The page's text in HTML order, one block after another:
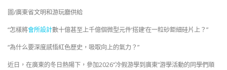
圖/廣東省文明和游玩廳供給
“怎樣將會所設計數十億甚至上千億個微型元件‘搭建’在一粒砂鉅細硅片上？”
“為什么要深度感悟紅色歷史，吸取向上的氣力？”
近日，在廣東的冬日熱陽下，參加2026“冷假游學到廣東”游學活動的同學們順